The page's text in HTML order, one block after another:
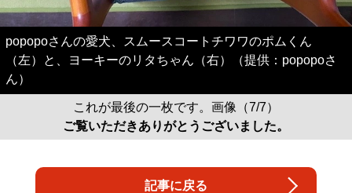
popopoさんの愛犬、スムースコートチワワのポムくん
（左）と、ヨーキーのリタちゃん（右）（提供：popopoさ
ん）
これが最後の一枚です。画像（7/7）
ご覧いただきありがとうございました。
記事に戻る